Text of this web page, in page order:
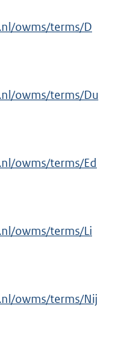
owms/terms/D
owms/terms/Du
owms/terms/Ed
owms/terms/Li
owms/terms/Nij